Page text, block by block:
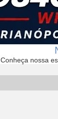
Conheça nossa